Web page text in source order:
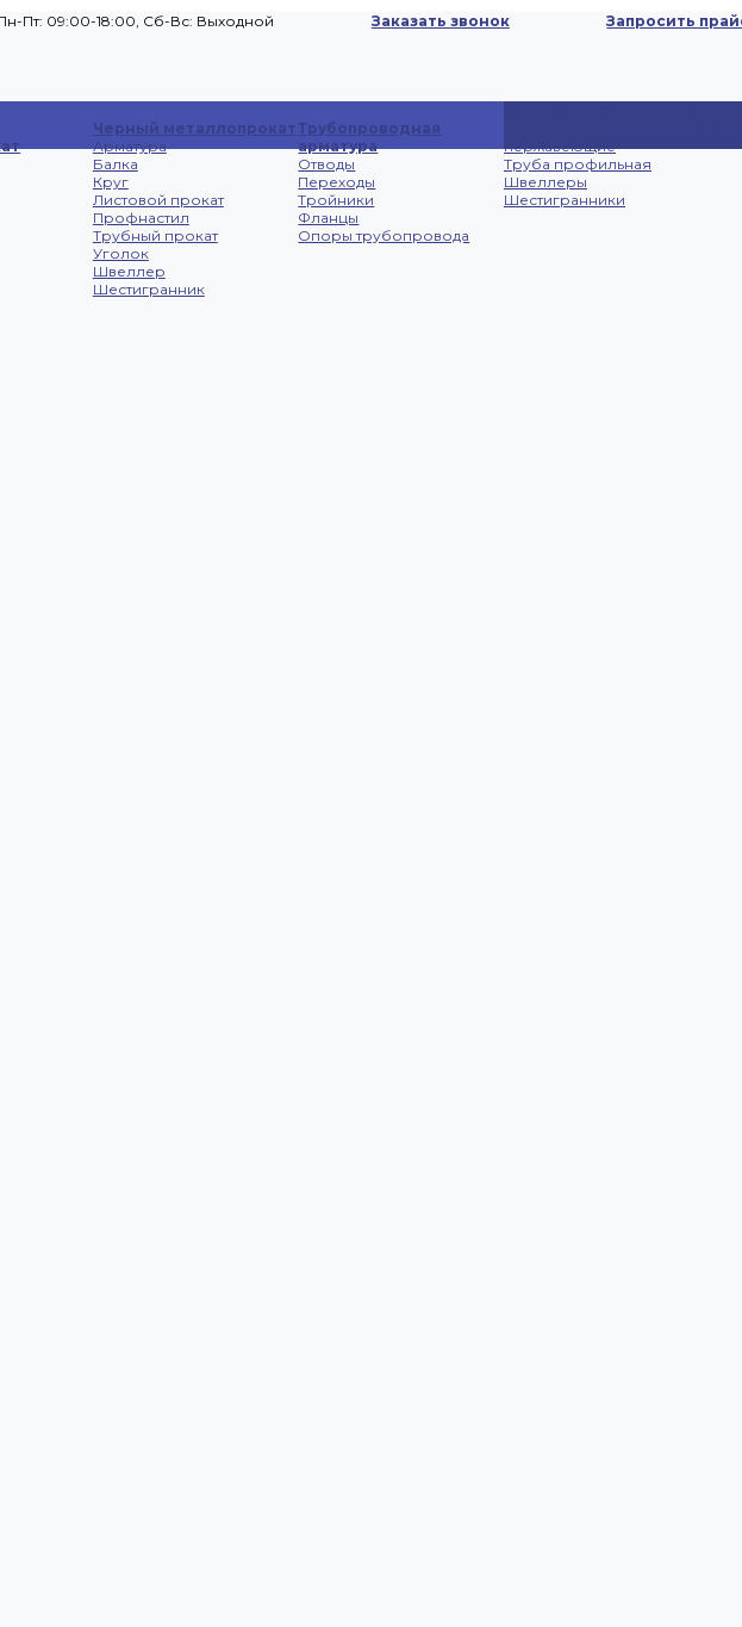
Пт: 09:00-18:00, Cб-Вс: Выходной Заказать звонок Запросить
Черный металлопрокат
Арматура
Балка
Круг
Листовой прокат
Профнастил
Трубный прокат
Уголок
Швеллер
Шестигранник
Трубопроводная
арматура
Отводы
Переходы
Тройники
Фланцы
Опоры трубопровода
нержавеющие
Труба профильная
Швеллеры
Шестигранники